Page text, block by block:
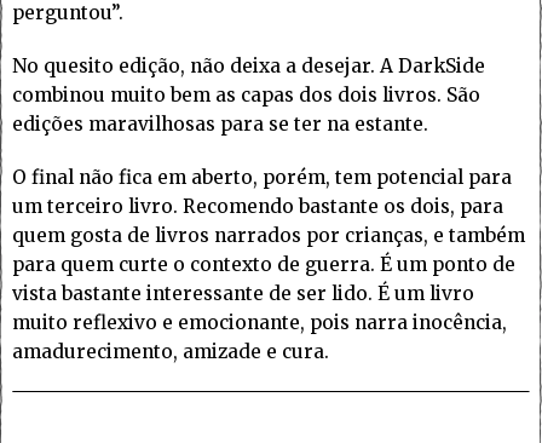
perguntou”.
No quesito edição, não deixa a desejar. A DarkSide
combinou muito bem as capas dos dois livros. São
edições maravilhosas para se ter na estante.
O final não fica em aberto, porém, tem potencial para
um terceiro livro. Recomendo bastante os dois, para
quem gosta de livros narrados por crianças, e também
para quem curte o contexto de guerra. É um ponto de
vista bastante interessante de ser lido. É um livro
muito reflexivo e emocionante, pois narra inocência,
amadurecimento, amizade e cura.